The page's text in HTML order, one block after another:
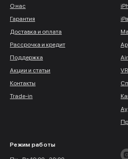
О нас
Гарантия
Доставка и оплата
Рассрочка и кредит
Поддержка
Акции и статьи
Контакты
Trade-in
Режим работы